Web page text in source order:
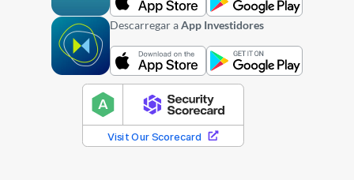
Descarregar aApp Investidores